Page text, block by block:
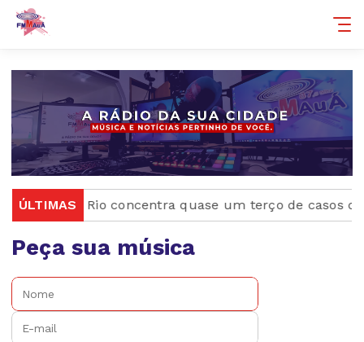
ÚLTIMAS
cística Rio concentra quase um terço de casos
Peça sua música
Nome:
E-mail: